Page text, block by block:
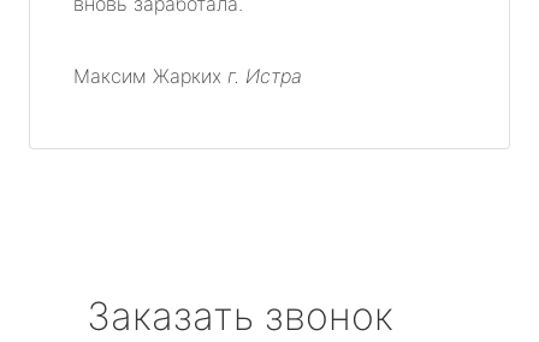
Максим Жарких г. Истра
Заказать звонок